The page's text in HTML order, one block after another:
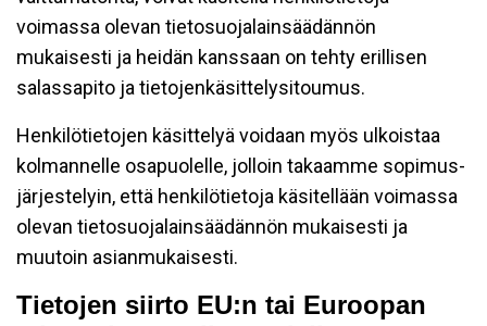
voimassa olevan tietosuojalainsäädännön
mukaisesti ja heidän kanssaan on tehty erillisen
salassapito ja tietojenkäsittelysitoumus.
Henkilötietojen käsittelyä voidaan myös ulkoistaa
kolmannelle osapuolelle, jolloin takaamme sopimus-
järjestelyin, että henkilötietoja käsitellään voimassa
olevan tietosuojalainsäädännön mukaisesti ja
muutoin asianmukaisesti.
Tietojen siirto EU:n tai Euroopan